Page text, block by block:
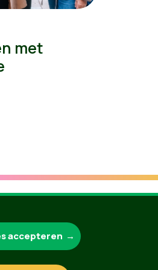
met
Groen.be
accepteren